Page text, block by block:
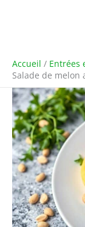
Accueil
Entrées
Salade de melon